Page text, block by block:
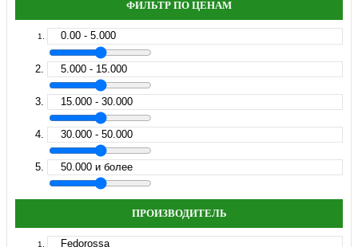
ФИЛЬТР ПО ЦЕНАМ
0.00 - 5.000
5.000 - 15.000
15.000 - 30.000
30.000 - 50.000
50.000 и более
ПРОИЗВОДИТЕЛЬ
Fedorossa